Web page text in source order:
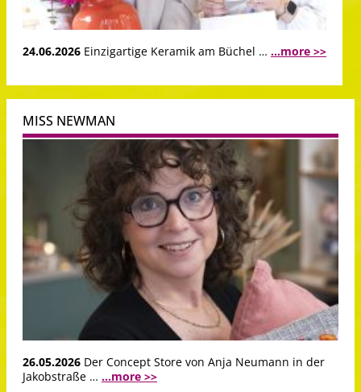
24.06.2026 Einzigartige Keramik am Büchel … ...more >>
MISS NEWMAN
26.05.2026 Der Concept Store von Anja Neumann in der
Jakobstraße … ...more >>